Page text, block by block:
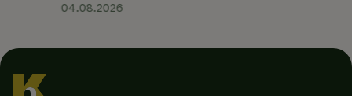
04.08.2026